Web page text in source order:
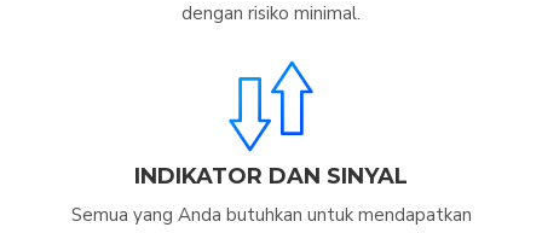
dengan risiko minimal.
INDIKATOR DAN SINYAL
Semua yang Anda butuhkan untuk mendapatkan